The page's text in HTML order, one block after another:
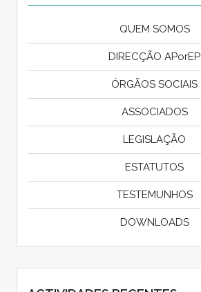
QUEM SOMOS
DIRECÇÃO APorEP
ÓRGÃOS SOCIAIS
ASSOCIADOS
LEGISLAÇÃO
ESTATUTOS
TESTEMUNHOS
DOWNLOADS